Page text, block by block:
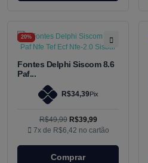
20%
Fontes Delphi Siscom 8.6
Paf...
R$34,39Pix
R$49,99 R$39,99
7x de R$6,42 no cartão
Comprar